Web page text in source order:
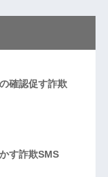
確認促す詐欺
す詐欺SMS